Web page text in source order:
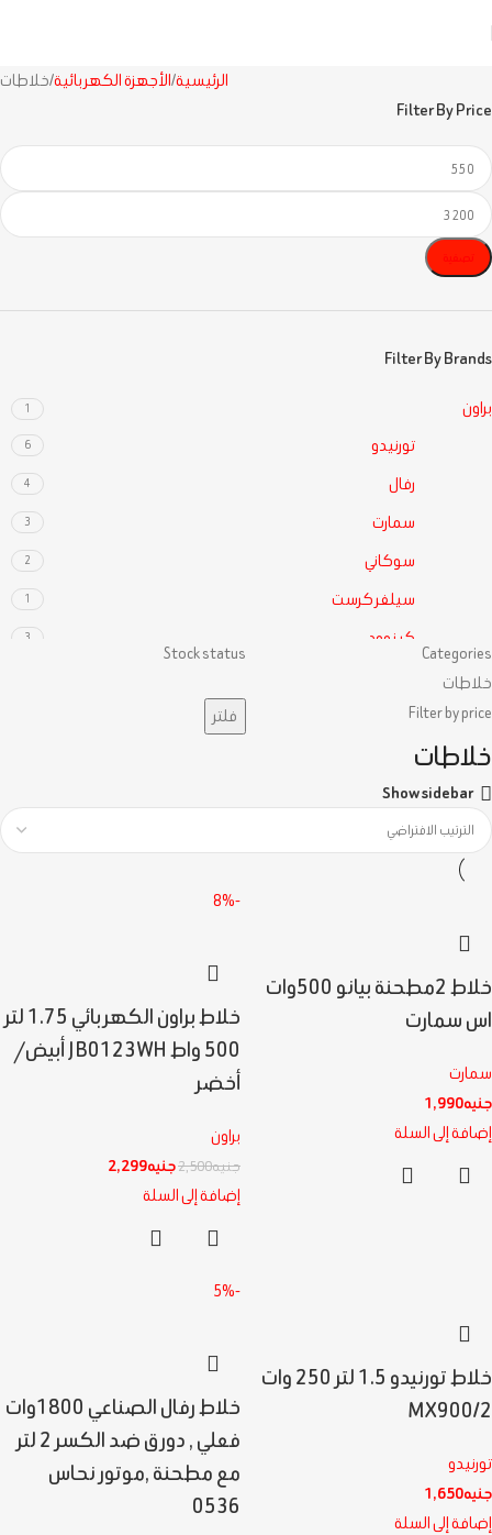
الرئيسية الأجهزة الكهربائية خلاطات
Filter By Price
تصفية
Filter By Brands
براون 1
تورنيدو 6
رفال 4
سمارت 3
سوكاني 2
سيلفر كرست 1
كينوود 3
ميدياتك
Categories
خلاطات
Stock status
Filter by price فلتر
خلاطات
Show sidebar
خلاط 2مطحنة بيانو 500وات
اس سمارت
سمارت
جنيه1,990
إضافة إلى السلة
-8%
خلاط براون الكهربائي 1.75 لتر
500 واط JB0123WH أبيض/
أخضر
براون
جنيه2,500جنيه2,299
إضافة إلى السلة
خلاط تورنيدو 1.5 لتر 250 وات
MX900/2
تورنيدو
جنيه1,650
إضافة إلى السلة
-5%
خلاط رفال الصناعي 1800وات
فعلي , دورق ضد الكسر 2 لتر
مع مطحنة ,موتور نحاس
0536